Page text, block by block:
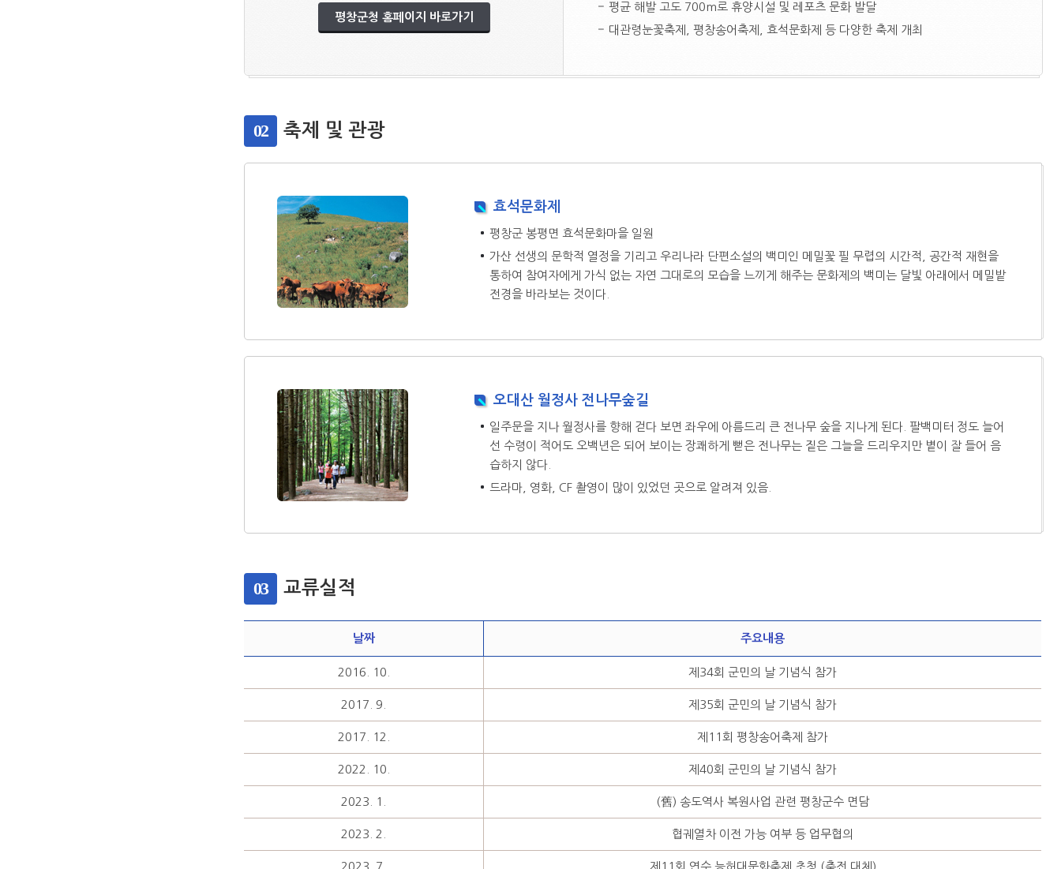
평창군청 홈페이지 바로가기
평균 해발 고도 700m로 휴양시설 및 레포츠 문화 발달
대관령눈꽃축제, 평창송어축제, 효석문화제 등 다양한 축제 개최
02 축제 및 관광
효석문화제
평창군 봉평면 효석문화마을 일원
가산 선생의 문학적 열정을 기리고 우리나라 단편소설의 백미인 메밀꽃 필 무렵의 시간적, 공간적 재현을
통하여 참여자에게 가식 없는 자연 그대로의 모습을 느끼게 해주는 문화제의 백미는 달빛 아래에서 메밀밭
전경을 바라보는 것이다.
오대산 월정사 전나무숲길
일주문을 지나 월정사를 향해 걷다 보면 좌우에 아름드리 큰 전나무 숲을 지나게 된다. 팔백미터 정도 늘어
선 수령이 적어도 오백년은 되어 보이는 장쾌하게 뻗은 전나무는 짙은 그늘을 드리우지만 볕이 잘 들어 음
습하지 않다.
드라마, 영화, CF 촬영이 많이 있었던 곳으로 알려져 있음.
03 교류실적
날짜 주요내용
2016. 10. 제34회 군민의 날 기념식 참가
2017. 9. 제35회 군민의 날 기념식 참가
2017. 12. 제11회 평창송어축제 참가
2022. 10. 제40회 군민의 날 기념식 참가
2023. 1. (舊) 송도역사 복원사업 관련 평창군수 면담
2023. 2. 협궤열차 이전 가능 여부 등 업무협의
2023. 7. 제11회 연수 능허대문화축제 초청 (축전 대체)